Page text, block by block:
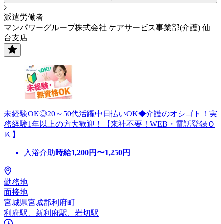
派遣労働者
マンパワーグループ株式会社 ケアサービス事業部(介護) 仙
台支店
未経験OK◎20～50代活躍中日払いOK◆介護のオシゴト！実
務経験1年以上の方大歓迎！【来社不要！WEB・電話登録Ｏ
Ｋ】
入浴介助時給1,200円〜1,250円
勤務地
面接地
宮城県宮城郡利府町
利府駅、新利府駅、岩切駅